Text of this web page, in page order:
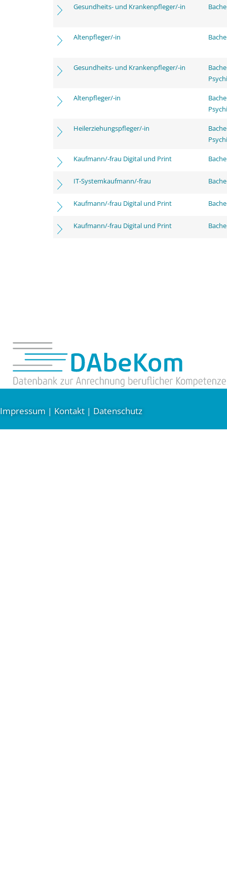
Gesundheits- und Krankenpfleger/-in
Altenpfleger/-in
Gesundheits- und Krankenpfleger/-in
Altenpfleger/-in
Heilerziehungspfleger/-in
Kaufmann/-frau Digital und Print
IT-Systemkaufmann/-frau
Kaufmann/-frau Digital und Print
Kaufmann/-frau Digital und Print
Impressum | Kontakt | Datenschutz